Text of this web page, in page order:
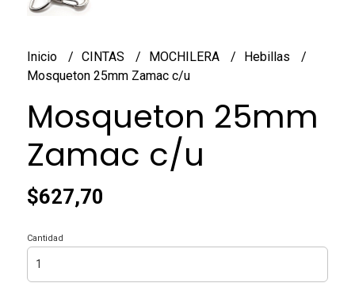
Inicio CINTAS MOCHILERA
Hebillas
Mosqueton 25mm Zamac c/u
Mosqueton 25mm
Zamac c/u
$627,70
Cantidad